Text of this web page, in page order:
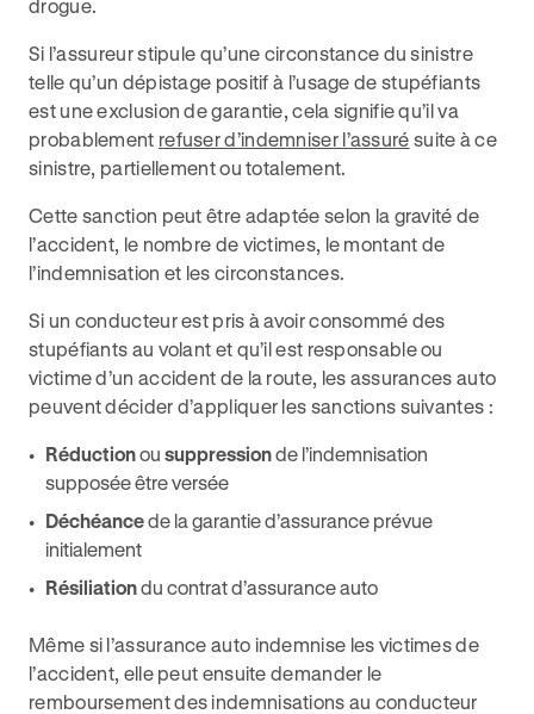
drogue.
Si l’assureur stipule qu’une circonstance du sinistre
telle qu’un dépistage positif à l’usage de stupéfiants
est une exclusion de garantie, cela signifie qu’il va
probablement refuser d’indemniser l’assuré suite à ce
sinistre, partiellement ou totalement.
Cette sanction peut être adaptée selon la gravité de
l’accident, le nombre de victimes, le montant de
l’indemnisation et les circonstances.
Si un conducteur est pris à avoir consommé des
stupéfiants au volant et qu’il est responsable ou
victime d’un accident de la route, les assurances auto
peuvent décider d’appliquer les sanctions suivantes :
Réductionou suppressionde l’indemnisation
supposée être versée
Déchéancede la garantie d’assurance prévue
initialement
Résiliationdu contrat d’assurance auto
Même si l’assurance auto indemnise les victimes de
l’accident, elle peut ensuite demander le
remboursement des indemnisations au conducteur